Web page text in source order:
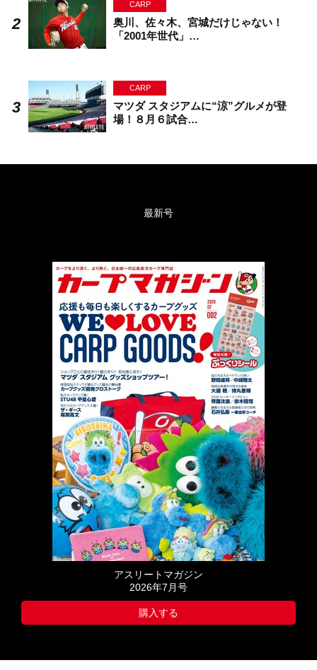
CARP
奥川、佐々木、宮城だけじゃない！
「2001年世代」…
CARP
マツダ スタジアムに“涼”グルメが登
場！８月６試合…
最新号
アスリートマガジン
2026年7月号
購入する